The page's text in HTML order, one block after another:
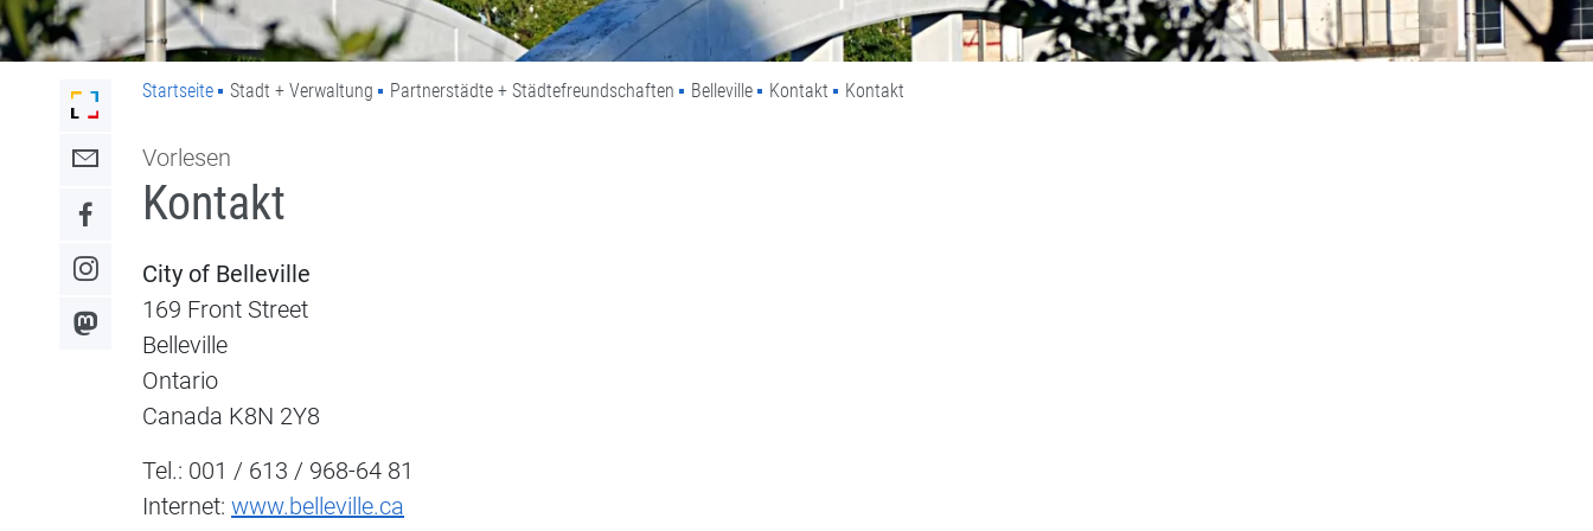
Link zur Startseite der Stadt Lahr
Link zum Kontaktformular
Link zum Facebook-Auftritt
Link zum Instagram-Auftritt
Link zum Mastodon-Kanal
Startseite Stadt + Verwaltung Partnerstädte + Städtefreundschaften Belleville Kontakt Kontakt
Vorlesen
Kontakt
City of Belleville
169 Front Street
Belleville
Ontario
Canada K8N 2Y8
Tel.: 001 / 613 / 968-64 81
Internet: www.belleville.ca